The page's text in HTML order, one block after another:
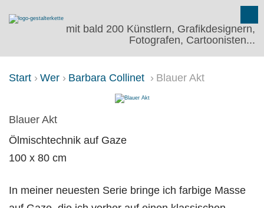
mit bald 200 Künstlern, Grafikdesignern,
Fotografen, Cartoonisten...
Start Wer Barbara Collinet Blauer Akt
Blauer Akt
Ölmischtechnik auf Gaze
100 x 80 cm
In meiner neuesten Serie bringe ich farbige Masse